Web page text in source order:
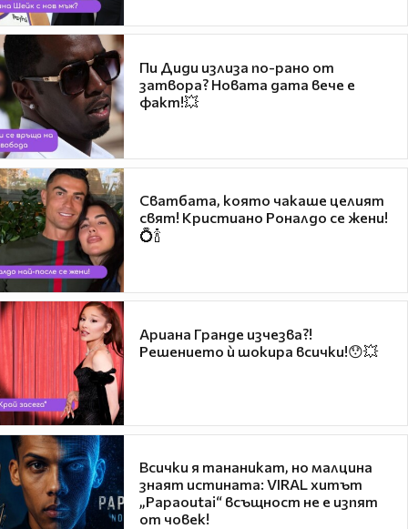
Пи Диди излиза по-рано от
затвора? Новата дата вече е
факт!💥
Сватбата, която чакаше целият
свят! Кристиано Роналдо се жени!
💍🍾
Ариана Гранде изчезва?!
Решението ѝ шокира всички!😯💥
Всички я тананикат, но малцина
знаят истината: VIRAL хитът
„Papaoutai“ всъщност не е изпят
от човек!